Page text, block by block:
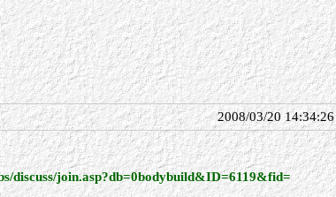
2008/03/20 14:34:26
discuss/join.asp?db=0bodybuild&ID=6119&fid=